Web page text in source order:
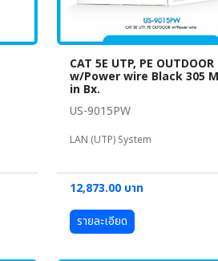
CAT 5E UTP, PE OUTDOOR
w/Power wire Black 305
in Bx.
US-9015PW
LAN (UTP) System
12,873.00 บาท
รายละเอียด